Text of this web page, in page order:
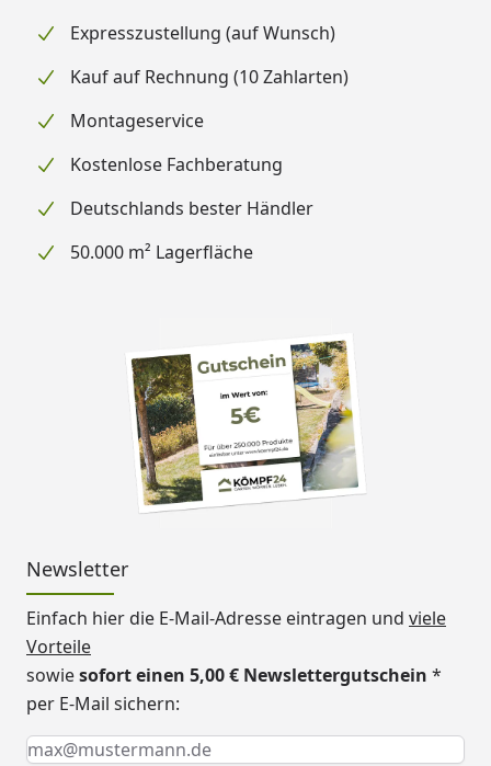
Expresszustellung (auf Wunsch)
Kauf auf Rechnung (10 Zahlarten)
Montageservice
Kostenlose Fachberatung
Deutschlands bester Händler
50.000 m² Lagerfläche
Newsletter
Einfach hier die E-Mail-Adresse eintragen und viele
Vorteile
sowiesofort einen 5,00 € Newslettergutschein *
per E-Mail sichern:
Keine Eingabe erforderlich
Eingabe erforderlich
E-Mail *